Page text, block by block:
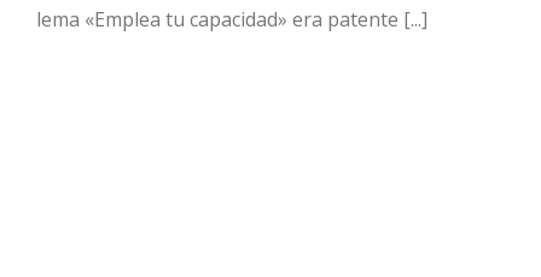
lema «Emplea tu capacidad» era patente [...]